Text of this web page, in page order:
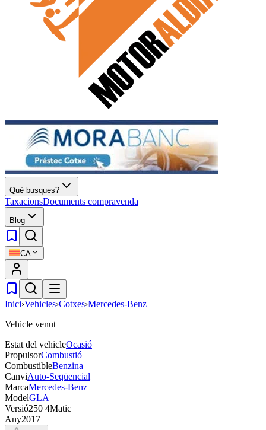
Què busques?
TaxacionsDocuments compravenda
Blog
CA
Inici›Vehicles›Cotxes›Mercedes-Benz
Vehicle venut
Estat del vehicleOcasió
PropulsorCombustió
CombustibleBenzina
CanviAuto-Seqüencial
MarcaMercedes-Benz
ModelGLA
Versió250 4Matic
Any2017